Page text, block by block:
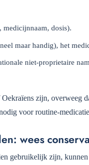
medicijnnaam, dosis).
maar handig), het
niet-proprietaire
zijn, overweeg
voor routine-
wees
gebruikelijk zijn,